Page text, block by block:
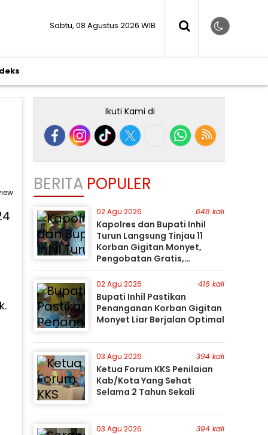
Sabtu, 08 Agustus 2026 WIB
Ikuti Kami di
BERITA POPULER
02 Agu 2026 648 kali
Kapolres dan Bupati Inhil
Turun Langsung Tinjau 11
Korban Gigitan Monyet,
Pengobatan Gratis,
Perburuan Terus Berlanjut
02 Agu 2026 416 kali
Bupati Inhil Pastikan
Penanganan Korban Gigitan
Monyet Liar Berjalan Optimal
03 Agu 2026 394 kali
Ketua Forum KKS Penilaian
Kab/Kota Yang Sehat
Selama 2 Tahun Sekali
03 Agu 2026 394 kali